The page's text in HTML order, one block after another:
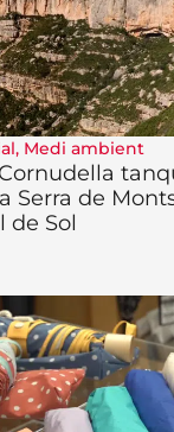
, Medi ambient
Serra de
de Sol